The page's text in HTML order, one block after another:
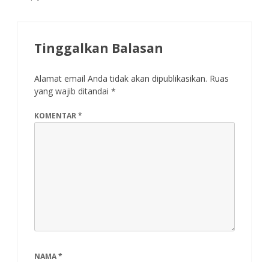
Tinggalkan Balasan
Alamat email Anda tidak akan dipublikasikan. Ruas
yang wajib ditandai *
KOMENTAR*
NAMA*